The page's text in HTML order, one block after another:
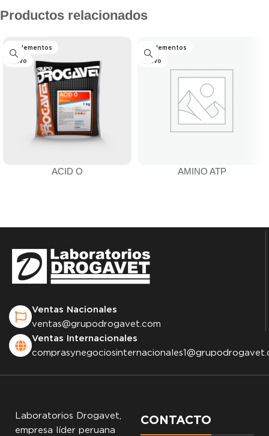
Productos relacionados
Suplementos
Polvo
ACID O
Suplementos
Polvo
AMINO ATP
Ventas Nacionales
ventas@grupodrogavet.com
Ventas Internacionales
Laboratorios Drogavet,
empresa líder peruana
CONTACTO